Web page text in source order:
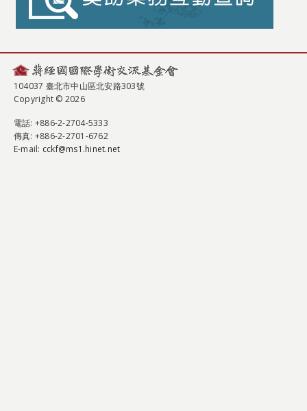
104037 臺北市中山區北安路303號
Copyright © 2026
電話: +886-2-2704-5333
傳真: +886-2-2701-6762
E-mail: cckf@ms1.hinet.net